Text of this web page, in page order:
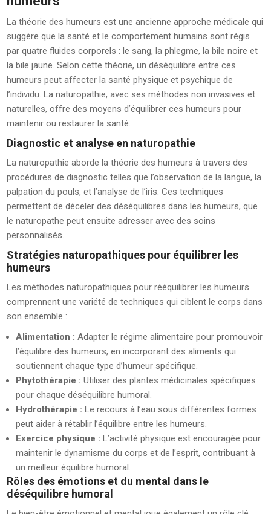
La théorie des humeurs est une ancienne approche médicale qui
suggère que la santé et le comportement humains sont régis
par quatre fluides corporels : le sang, la phlegme, la bile noire et
la bile jaune. Selon cette théorie, un déséquilibre entre ces
humeurs peut affecter la santé physique et psychique de
l’individu. La naturopathie, avec ses méthodes non invasives et
naturelles, offre des moyens d’équilibrer ces humeurs pour
maintenir ou restaurer la santé.
Diagnostic et analyse en naturopathie
La naturopathie aborde la théorie des humeurs à travers des
procédures de diagnostic telles que l’observation de la langue, la
palpation du pouls, et l’analyse de l’iris. Ces techniques
permettent de déceler des déséquilibres dans les humeurs, que
le naturopathe peut ensuite adresser avec des soins
personnalisés.
Stratégies naturopathiques pour équilibrer les
humeurs
Les méthodes naturopathiques pour rééquilibrer les humeurs
comprennent une variété de techniques qui ciblent le corps dans
son ensemble :
Alimentation : Adapter le régime alimentaire pour promouvoir
l’équilibre des humeurs, en incorporant des aliments qui
soutiennent chaque type d’humeur spécifique.
Phytothérapie : Utiliser des plantes médicinales spécifiques
pour chaque déséquilibre humoral.
Hydrothérapie : Le recours à l’eau sous différentes formes
peut aider à rétablir l’équilibre entre les humeurs.
Exercice physique : L’activité physique est encouragée pour
maintenir le dynamisme du corps et de l’esprit, contribuant à
un meilleur équilibre humoral.
Rôles des émotions et du mental dans le
déséquilibre humoral